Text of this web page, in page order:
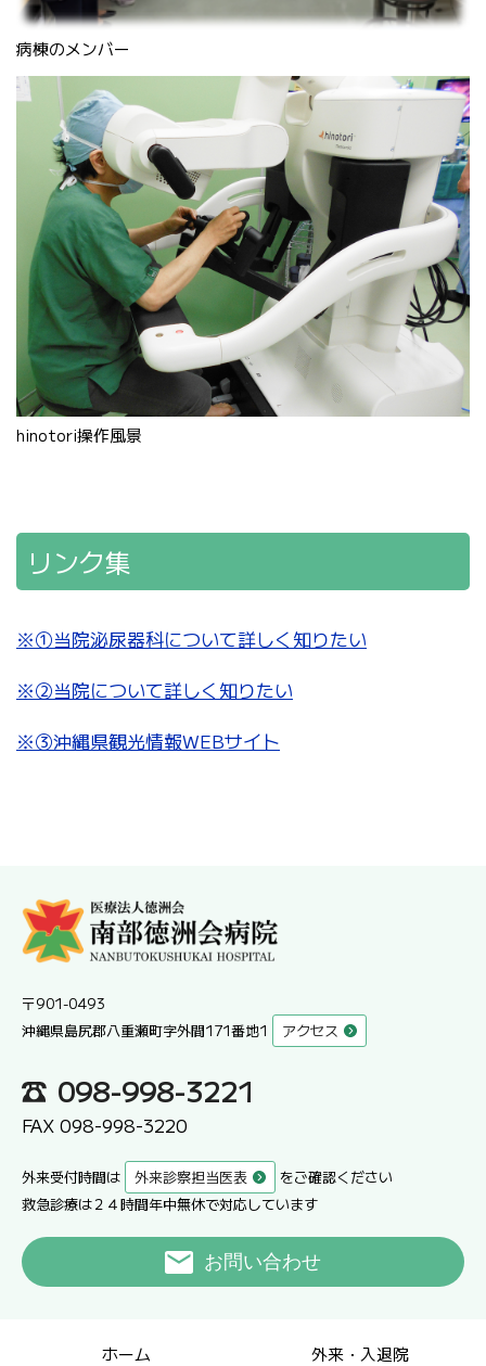
病棟のメンバー
hinotori操作風景
リンク集
※①当院泌尿器科について詳しく知りたい
※②当院について詳しく知りたい
※③沖縄県観光情報WEBサイト
〒901-0493
沖縄県島尻郡八重瀬町字外間171番地1
アクセス
098-998-3221
FAX 098-998-3220
外来受付時間は 外来診察担当医表
をご確認ください
救急診療は２４時間年中無休で対応しています
お問い合わせ
ホーム 外来・入退院